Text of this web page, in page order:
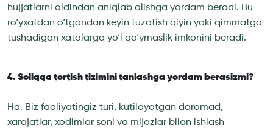
hujjatlarni oldindan aniqlab olishga yordam beradi. Bu
ro‘yxatdan o‘tgandan keyin tuzatish qiyin yoki qimmatga
tushadigan xatolarga yo‘l qo‘ymaslik imkonini beradi.
4. Soliqqa tortish tizimini tanlashga yordam berasizmi?
Ha. Biz faoliyatingiz turi, kutilayotgan daromad,
xarajatlar, xodimlar soni va mijozlar bilan ishlash